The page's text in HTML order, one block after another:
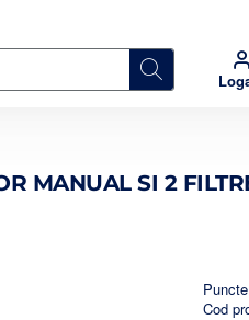
MANUAL SI 2
Cod